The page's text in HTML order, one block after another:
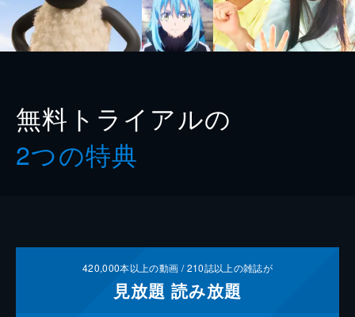
無料トライアルの
2つの特典
420,000本以上の動画 /210誌以上の雑誌が
見放題 読み放題